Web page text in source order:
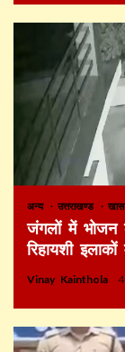
अन्य उत्तराखण्ड
जंगलों में भोजन
रिहायशी
Vinay Kainthola